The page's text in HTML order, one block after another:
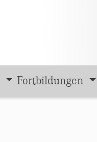
Fortbildungen